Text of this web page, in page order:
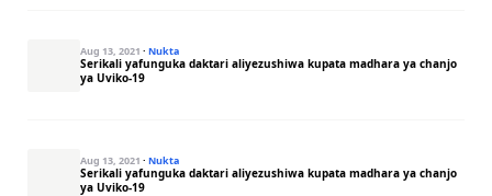
Aug 13, 2021 · Nukta
Serikali yafunguka daktari aliyezushiwa kupata madhara ya chanjo
ya Uviko-19
Aug 13, 2021 · Nukta
Serikali yafunguka daktari aliyezushiwa kupata madhara ya chanjo
ya Uviko-19